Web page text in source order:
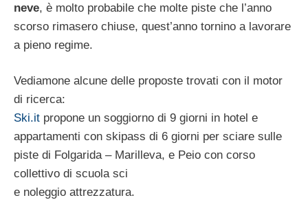
neve, è molto probabile che molte piste che l’anno
scorso rimasero chiuse, quest’anno tornino a lavorare
a pieno regime.
Vediamone alcune delle proposte trovati con il motor
di ricerca:
Ski.it propone un soggiorno di 9 giorni in hotel e
appartamenti con skipass di 6 giorni per sciare sulle
piste di Folgarida – Marilleva, e Peio con corso
collettivo di scuola sci
e noleggio attrezzatura.